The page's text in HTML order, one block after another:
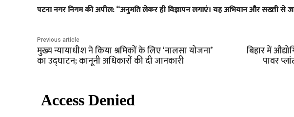
पटना नगर निगम की अपील: “अनुमति लेकर ही विज्ञापन लगाएं। यह अभियान और सख्ती से
Previous article
मुख्य न्यायाधीश ने किया श्रमिकों के लिए ‘नालसा योजना’
का उद्घाटन; कानूनी अधिकारों की दी जानकारी
बिहार में
पावर